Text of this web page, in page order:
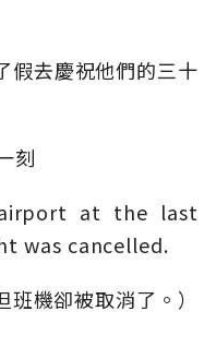
假去慶祝他們的三十
刻
at the last
was cancelled.
班機卻被取消了。）